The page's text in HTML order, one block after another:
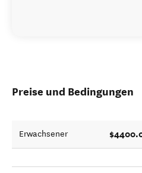
Preise und Bedingungen
Erwachsener